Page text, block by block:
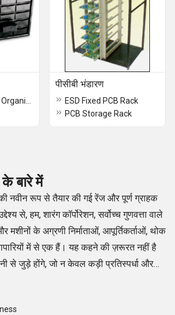
पीसीबी भंडारण
ESD Fixed PCB Rack
PCB Storage Rack
के बारे में
नवीन रूप से तैयार की गई रेंज और पूर्ण ग्राहक
से, हम, शारंग कॉर्पोरेशन, सर्वोच्च गुणवत्ता वाले
के अग्रणी निर्माताओं, आपूर्तिकर्ताओं, थोक
में से एक हैं। यह कहने की ज़रूरत नहीं है
से जुड़े होंगे, जो न केवल कड़ी प्रतिस्पर्धा और
में आपके व्यवसाय की ज़रूरतों को पूरा करती